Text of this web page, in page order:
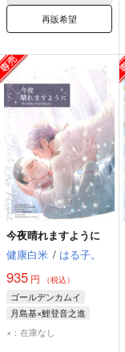
再販希望
今夜晴れますように
健康白米 / はる子。
935 円 （税込）
ゴールデンカムイ
月島基×鯉登音之進
月島基
鯉登音之進
×：在庫なし